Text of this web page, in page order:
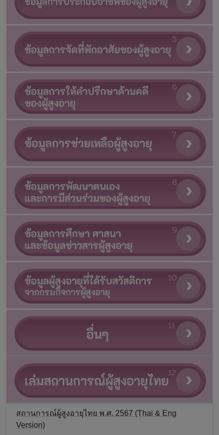
สถานการณ์ผู้สูงอายุไทย พ.ศ. 2567 (Thai & Eng
Version)